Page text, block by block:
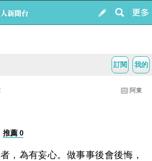
我的
訂閱
阿東
推薦 0
，為有妄心。做事事後會後悔，